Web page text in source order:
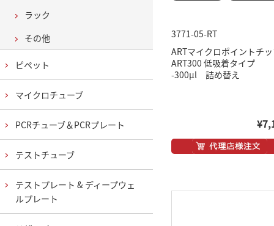
3771-05-RT
ARTマイクロポイントチ
ART300 低吸着タイプ
-300μl 詰め替え
ラック
その他
ピペット
マイクロチューブ
PCRチューブ＆PCRプレート
テストチューブ
テストプレート & ディープウェ
ルプレート